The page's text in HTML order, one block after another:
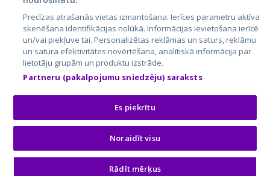
City24.lv
City24.ee
GetaPro.lv
GetaPro.ee
Skelbiu.lt
Autoplius.lt
Aruodas.lt
CVbankas.lt
Kainos.lt
Paslaugos.lt
auto24.ee
Osta.ee
KuldneBörs.ee
© 2026 GetaPro. Все права защищены.
Precīzas atrašanās vietas izmantošana. Ierīces parametru aktīva
skenēšana identifikācijas nolūkā. Informācijas ievietošana ierīcē
un/vai piekļuve tai. Personalizētas reklāmas un saturs, reklāmu
un satura efektivitātes novērtēšana, analītiskā informācija par
lietotāju grupām un produktu izstrāde.
Partneru (pakalpojumu sniedzēju) saraksts
Es piekrītu
Noraidīt visu
Rādīt mērķus